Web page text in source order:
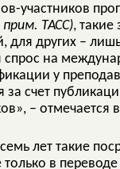
участников
прим. ТАСС),
для других –
на
у
счет
– отмечается
лет такие
в